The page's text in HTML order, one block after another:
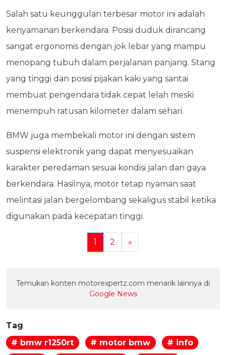
Salah satu keunggulan terbesar motor ini adalah
kenyamanan berkendara. Posisi duduk dirancang
sangat ergonomis dengan jok lebar yang mampu
menopang tubuh dalam perjalanan panjang. Stang
yang tinggi dan posisi pijakan kaki yang santai
membuat pengendara tidak cepat lelah meski
menempuh ratusan kilometer dalam sehari.
BMW juga membekali motor ini dengan sistem
suspensi elektronik yang dapat menyesuaikan
karakter peredaman sesuai kondisi jalan dan gaya
berkendara. Hasilnya, motor tetap nyaman saat
melintasi jalan bergelombang sekaligus stabil ketika
digunakan pada kecepatan tinggi.
1 2 »
Temukan konten motorexpertz.com menarik lainnya di
Google News
Tag
# bmw r1250rt
# motor bmw
# info